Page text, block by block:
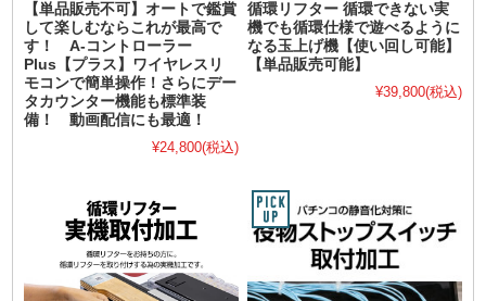
【単品販売不可】オートで鑑賞
して楽しむならこれが最高で
す！ A-コントローラー
Plus【プラス】ワイヤレスリ
モコンで簡単操作！さらにデー
タカウンター機能も標準装
備！ 動画配信にも最適！
¥24,800(税込)
循環リフター 循環できない実
機でも循環仕様で遊べるように
なる玉上げ機【使い回し可能】
【単品販売可能】
¥39,800(税込)